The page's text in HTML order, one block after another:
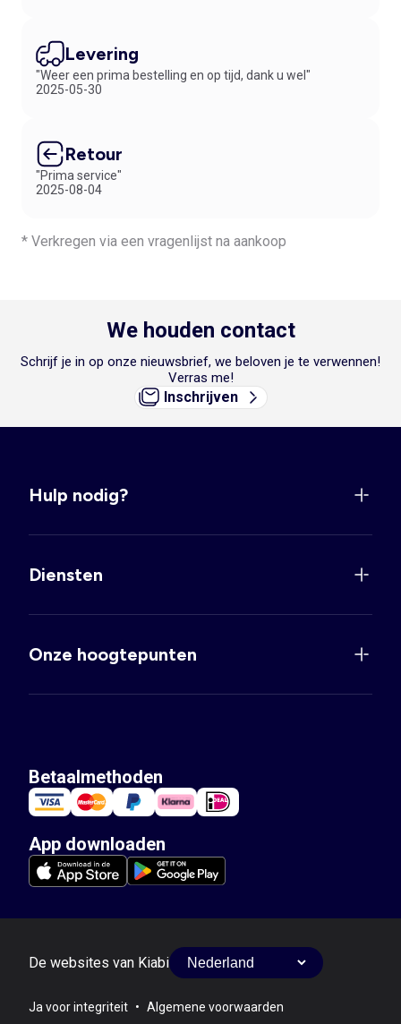
Levering
"Weer een prima bestelling en op tijd, dank u wel"
2025-05-30
Retour
"Prima service"
2025-08-04
* Verkregen via een vragenlijst na aankoop
We houden contact
Schrijf je in op onze nieuwsbrief, we beloven je te verwennen!
Verras me!
Inschrijven
Hulp nodig?
Diensten
Onze hoogtepunten
Betaalmethoden
App downloaden
De websites van Kiabi
Ja voor integriteit • Algemene voorwaarden